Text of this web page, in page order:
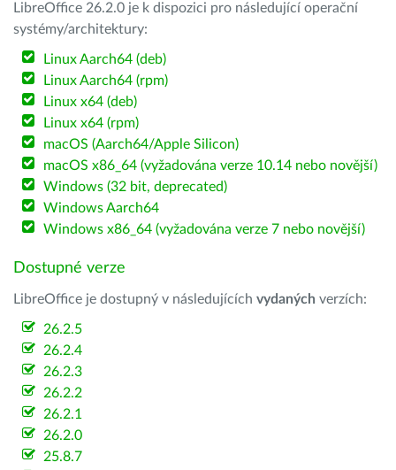
LibreOffice 26.2.0 je k dispozici pro následující operační
systémy/architektury:
Linux Aarch64 (deb)
Linux Aarch64 (rpm)
Linux x64 (deb)
Linux x64 (rpm)
macOS (Aarch64/Apple Silicon)
macOS x86_64 (vyžadována verze 10.14 nebo novější)
Windows (32 bit, deprecated)
Windows Aarch64
Windows x86_64 (vyžadována verze 7 nebo novější)
Dostupné verze
LibreOffice je dostupný v následujících vydaných verzích:
26.2.5
26.2.4
26.2.3
26.2.2
26.2.1
26.2.0
25.8.7